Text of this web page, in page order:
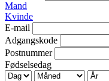
Mand
Kvinde
E-mail
Adgangskode
Postnummer
Fødselsedag